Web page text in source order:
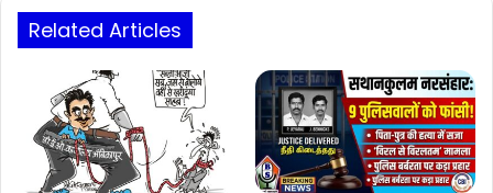
Related Articles